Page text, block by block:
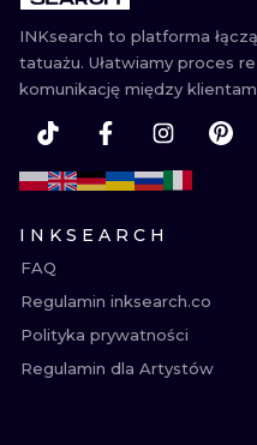
INKsearch to platforma
tatuażu. Ułatwiamy proces
komunikację między
INKSEARCH
FAQ
Regulamin inksearch.co
Polityka prywatności
Regulamin dla Artystów